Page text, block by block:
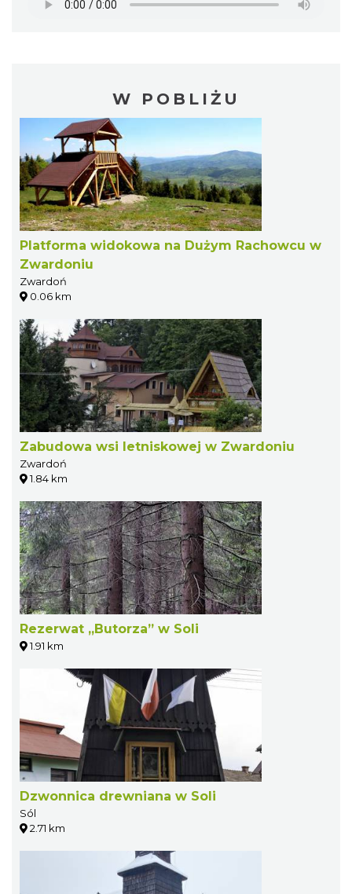
W POBLIŻU
Platforma widokowa na Dużym Rachowcu w
Zwardoniu
Zwardoń
0.06 km
Zabudowa wsi letniskowej w Zwardoniu
Zwardoń
1.84 km
Rezerwat „Butorza” w Soli
1.91 km
Dzwonnica drewniana w Soli
Sól
2.71 km